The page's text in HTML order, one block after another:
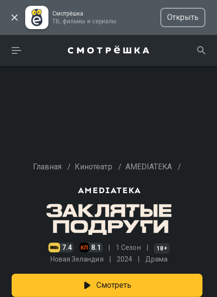
Смотрёшка
ТВ, фильмы и сериалы
Открыть
Главная / Кинотеатр / AMEDIATEKA /
7.4 8.1 1 Сезон 18+
Новая Зеландия 2024 Драма
Смотреть